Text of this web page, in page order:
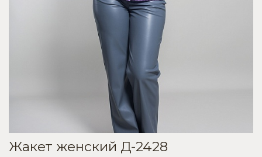
Жакет женский Д-2428